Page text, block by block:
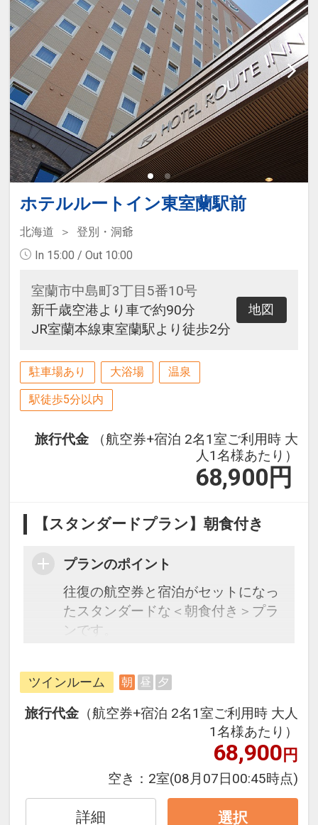
ホテルルートイン東室蘭駅前
北海道
登別・洞爺
In 15:00 / Out 10:00
室蘭市中島町3丁目5番10号
新千歳空港より車で約90分
JR室蘭本線東室蘭駅より徒歩2分
地図
駐車場あり 大浴場 温泉
駅徒歩5分以内
旅行代金
（航空券+宿泊 2名1室ご利用時 大
人1名様あたり）
68,900 円
【スタンダードプラン】朝食付き
プランのポイント
往復の航空券と宿泊がセットになっ
たスタンダードな＜朝食付き＞プラ
ンです。
できるダイナミックパッケージだか
ら、一都市滞在はもちろん周遊旅行
にも最適！
旅行期間中の1泊だけの宿泊や延
泊・飛び泊なども自由自在です。
フライトは、安心のJAL（または
JALグループ）確約！フライトマイ
ル50%貯まります。
オプションでレンタカーや現地交
ツインルーム 朝 昼 夕
旅行代金 （航空券+宿泊 2名1室ご利用時 大人
1名様あたり）
68,900円
空き： 2室(08月07日00:45時点)
詳細 選択